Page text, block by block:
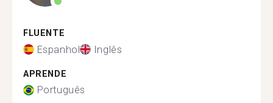
FLUENTE
Espanhol Inglês
APRENDE
Português